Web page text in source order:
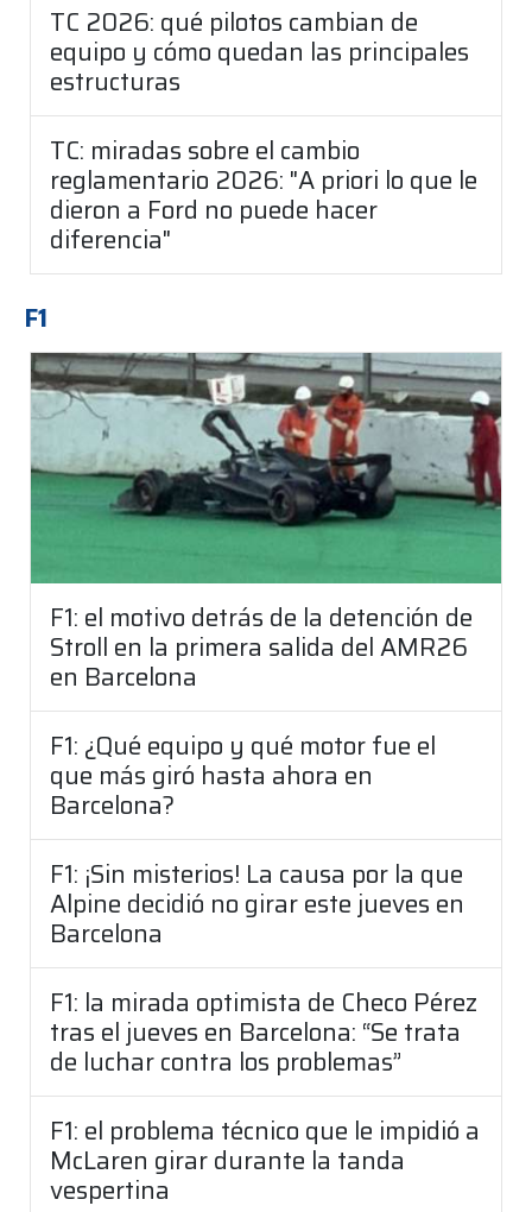
TC 2026: qué pilotos cambian de
equipo y cómo quedan las principales
estructuras
TC: miradas sobre el cambio
reglamentario 2026: "A priori lo que le
dieron a Ford no puede hacer
diferencia"
F1
F1: el motivo detrás de la detención de
Stroll en la primera salida del AMR26
en Barcelona
F1: ¿Qué equipo y qué motor fue el
que más giró hasta ahora en
Barcelona?
F1: ¡Sin misterios! La causa por la que
Alpine decidió no girar este jueves en
Barcelona
F1: la mirada optimista de Checo Pérez
tras el jueves en Barcelona: “Se trata
de luchar contra los problemas”
F1: el problema técnico que le impidió a
McLaren girar durante la tanda
vespertina